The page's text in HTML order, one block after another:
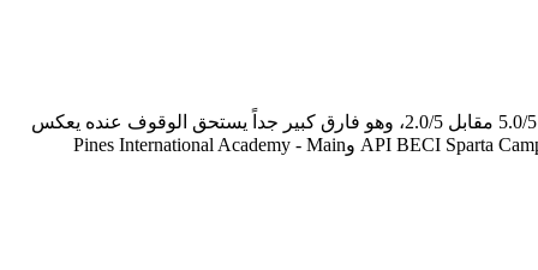
لمن يدرس بهدف اجتياز اختبار الآيلتس، يصبح هذا المحور تحديداً هو بوصلة القرار. API BECI Sparta Campus تتفوق في برنامج الآيلتس بدرجة 5.0/5 مقابل 2.0/5، وهو فارق كبير جداً يستحق الوقوف عنده يعكس
جودة المعلمين المتخصصين وكثافة التدريب على مهارات الاختبار. أما تقييمات جوجل — التي تعكس رأي الطلاب الفعليين — فتمنح API BECI Sparta Campus 4.5/5 وPines International Academy - Main